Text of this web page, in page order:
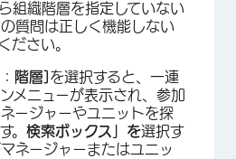
組織階層を指定していない
質問は正しく機能しない
ださい。
： 階層] を選択すると、一連
メニューが表示され、参加
ージャーやユニットを探
。 検索ボックス」を選択す
ネージャーまたはユニッ